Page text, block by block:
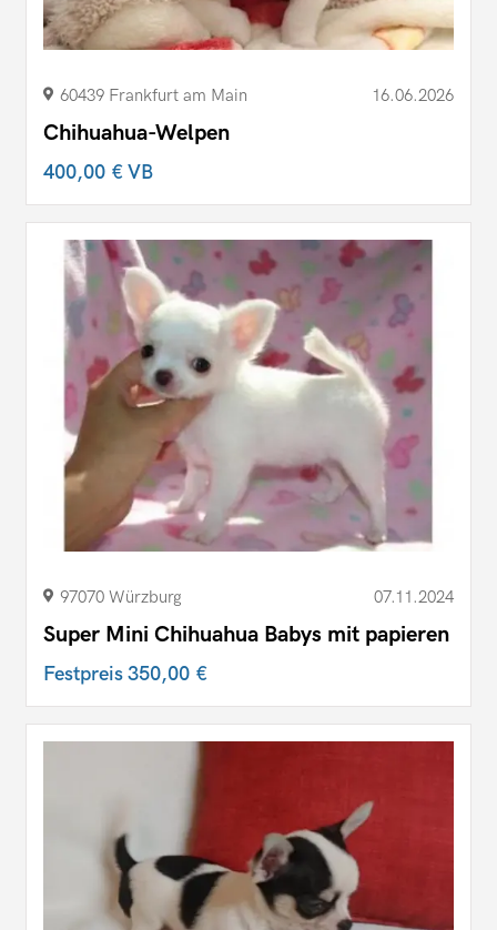
60439 Frankfurt am Main 16.06.2026
Chihuahua-Welpen
400,00 €VB
97070 Würzburg 07.11.2024
Super Mini Chihuahua Babys mit papieren
Festpreis350,00 €